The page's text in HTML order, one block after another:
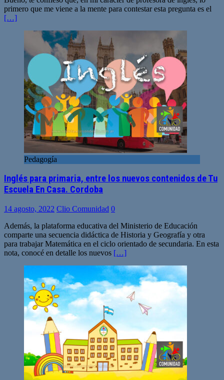
primero que me viene a la mente para contestar esta pregunta es el
[…]
Pedagogía
Inglés para primaria, entre los nuevos contenidos de Tu
Escuela En Casa. Cordoba
14 agosto, 2022 Clio Comunidad 0
Además, la plataforma educativa del Ministerio de Educación
comparte una secuencia didáctica de Historia y Geografía y otra
para trabajar Matemática en el ciclo orientado de secundaria. En esta
nota, conocé en detalle los nuevos […]